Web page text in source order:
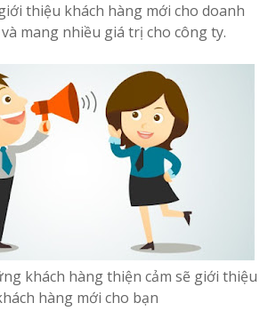
thiệu khách hàng mới cho doanh
mang nhiều giá trị cho công ty.
khách hàng thiện cảm sẽ giới thiệu
hàng mới cho bạn